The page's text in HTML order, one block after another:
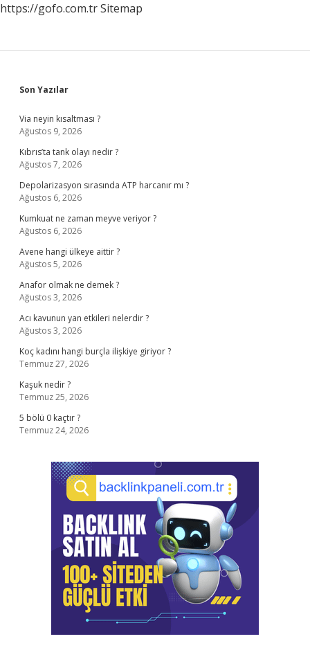
https://gofo.com.trSitemap
Sidebar
Son Yazılar
Via neyin kısaltması ?
Ağustos 9, 2026
Kıbrıs’ta tank olayı nedir ?
Ağustos 7, 2026
Depolarizasyon sırasında ATP harcanır mı ?
Ağustos 6, 2026
Kumkuat ne zaman meyve veriyor ?
Ağustos 6, 2026
Avene hangi ülkeye aittir ?
Ağustos 5, 2026
Anafor olmak ne demek ?
Ağustos 3, 2026
Acı kavunun yan etkileri nelerdir ?
Ağustos 3, 2026
Koç kadını hangi burçla ilişkiye giriyor ?
Temmuz 27, 2026
Kaşuk nedir ?
Temmuz 25, 2026
5 bölü 0 kaçtır ?
Temmuz 24, 2026